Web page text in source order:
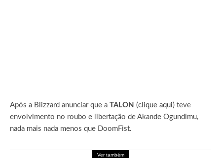
Após a Blizzard anunciar que a TALON (clique aqui) teve
envolvimento no roubo e libertação de Akande Ogundimu,
nada mais nada menos que DoomFist.
Ver também